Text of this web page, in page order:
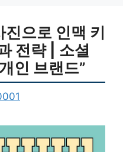
으로 인맥 키
전략 | 소셜
인 브랜드”